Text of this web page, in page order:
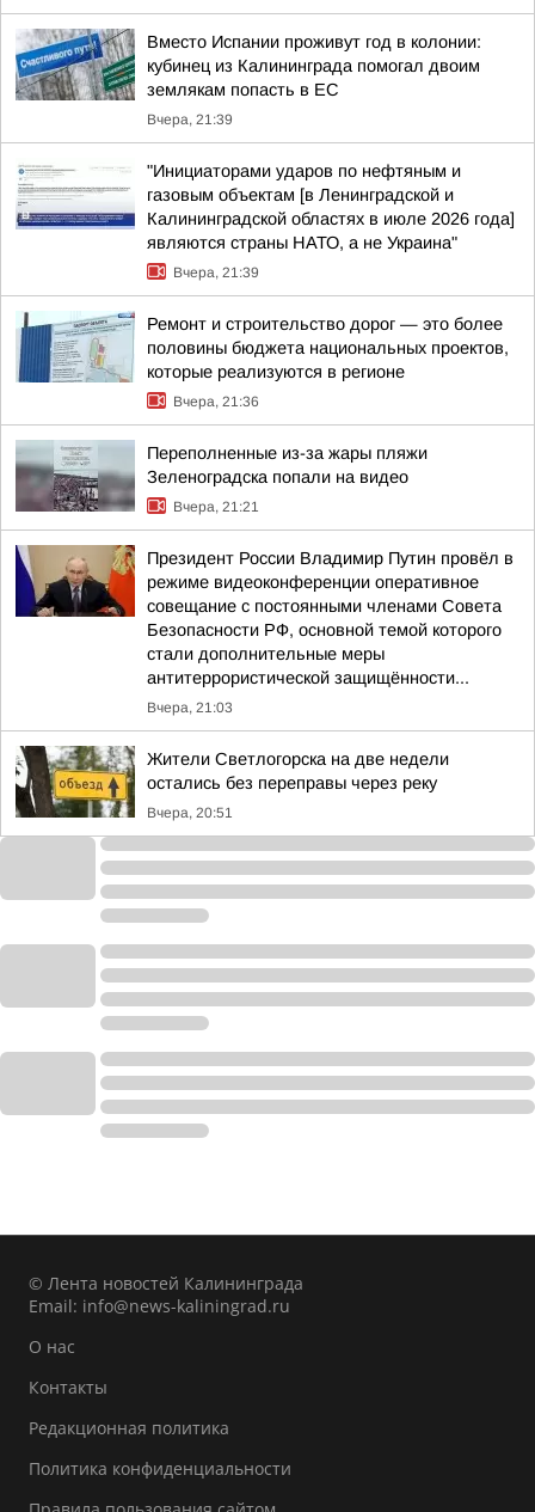
Вместо Испании проживут год в колонии:
кубинец из Калининграда помогал двоим
землякам попасть в ЕС
Вчера, 21:39
"Инициаторами ударов по нефтяным и
газовым объектам [в Ленинградской и
Калининградской областях в июле 2026 года]
являются страны НАТО, а не Украина"
Вчера, 21:39
Ремонт и строительство дорог — это более
половины бюджета национальных проектов,
которые реализуются в регионе
Вчера, 21:36
Переполненные из-за жары пляжи
Зеленоградска попали на видео
Вчера, 21:21
Президент России Владимир Путин провёл в
режиме видеоконференции оперативное
совещание с постоянными членами Совета
Безопасности РФ, основной темой которого
стали дополнительные меры
антитеррористической защищённости...
Вчера, 21:03
Жители Светлогорска на две недели
остались без переправы через реку
Вчера, 20:51
© Лента новостей Калининграда
Email: info@news-kaliningrad.ru
О нас
Контакты
Редакционная политика
Политика конфиденциальности